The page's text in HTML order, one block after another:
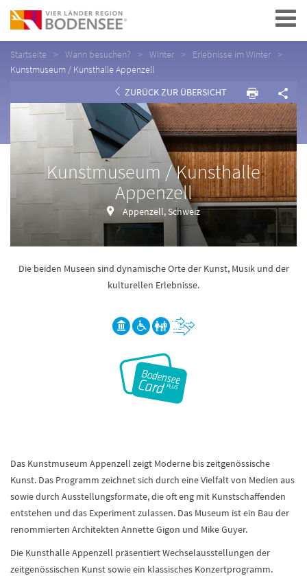
Navigation
Startseite Wann besuchen? Winter
Erlebnisse im Winter
Kunstmuseum / Kunsthalle Appenzell
ZURÜCK ZUR ÜBERSICHT
Kunstmuseum / Kunsthalle
Appenzell
Appenzell, Schweiz
Die beiden Museen sind dynamische Orte der Kunst, Musik und der
kulturellen Erlebnisse.
Das Kunstmuseum Appenzell zeigt Moderne bis zeitgenössische
Kunst. Das Programm zeichnet sich durch eine Vielfalt von Medien aus
sowie durch Ausstellungsformate, die oft eng mit Kunstschaffenden
entstehen und das Experiment zulassen. Das Museum ist ein Bau der
renommierten Architekten Annette Gigon und Mike Guyer.
Die Kunsthalle Appenzell präsentiert Wechselausstellungen der
zeitgenössischen Kunst sowie ein klassisches Konzertprogramm.